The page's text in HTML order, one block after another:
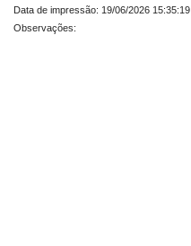
Data de impressão: 19/06/2026 15:35:19
Observações: